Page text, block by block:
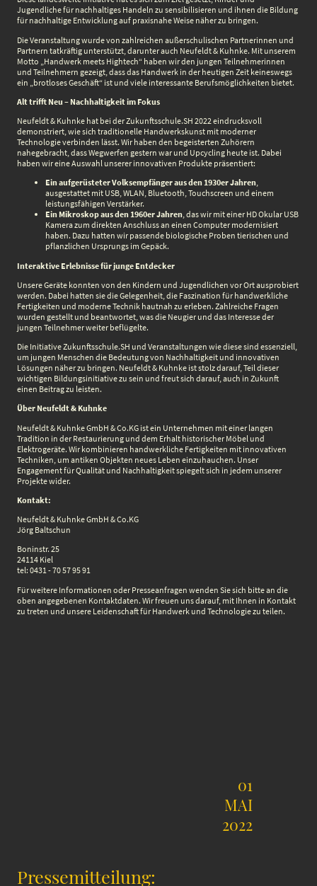
Jugendliche für nachhaltiges Handeln zu sensibilisieren und ihnen die Bildung
für nachhaltige Entwicklung auf praxisnahe Weise näher zu bringen.
Die Veranstaltung wurde von zahlreichen außerschulischen Partnerinnen und
Partnern tatkräftig unterstützt, darunter auch Neufeldt & Kuhnke. Mit unserem
Motto „Handwerk meets Hightech“ haben wir den jungen Teilnehmerinnen
und Teilnehmern gezeigt, dass das Handwerk in der heutigen Zeit keineswegs
ein „brotloses Geschäft“ ist und viele interessante Berufsmöglichkeiten bietet.
Alt trifft Neu – Nachhaltigkeit im Fokus
Neufeldt & Kuhnke hat bei der Zukunftsschule.SH 2022 eindrucksvoll
demonstriert, wie sich traditionelle Handwerkskunst mit moderner
Technologie verbinden lässt. Wir haben den begeisterten Zuhörern
nahegebracht, dass Wegwerfen gestern war und Upcycling heute ist. Dabei
haben wir eine Auswahl unserer innovativen Produkte präsentiert:
Ein aufgerüsteter Volksempfänger aus den 1930er Jahren,
ausgestattet mit USB, WLAN, Bluetooth, Touchscreen und einem
leistungsfähigen Verstärker.
Ein Mikroskop aus den 1960er Jahren, das wir mit einer HD Okular USB
Kamera zum direkten Anschluss an einen Computer modernisiert
haben. Dazu hatten wir passende biologische Proben tierischen und
pflanzlichen Ursprungs im Gepäck.
Interaktive Erlebnisse für junge Entdecker
Unsere Geräte konnten von den Kindern und Jugendlichen vor Ort ausprobiert
werden. Dabei hatten sie die Gelegenheit, die Faszination für handwerkliche
Fertigkeiten und moderne Technik hautnah zu erleben. Zahlreiche Fragen
wurden gestellt und beantwortet, was die Neugier und das Interesse der
jungen Teilnehmer weiter beflügelte.
Die Initiative Zukunftsschule.SH und Veranstaltungen wie diese sind essenziell,
um jungen Menschen die Bedeutung von Nachhaltigkeit und innovativen
Lösungen näher zu bringen. Neufeldt & Kuhnke ist stolz darauf, Teil dieser
wichtigen Bildungsinitiative zu sein und freut sich darauf, auch in Zukunft
einen Beitrag zu leisten.
Über Neufeldt & Kuhnke
Neufeldt & Kuhnke GmbH & Co.KG ist ein Unternehmen mit einer langen
Tradition in der Restaurierung und dem Erhalt historischer Möbel und
Elektrogeräte. Wir kombinieren handwerkliche Fertigkeiten mit innovativen
Techniken, um antiken Objekten neues Leben einzuhauchen. Unser
Engagement für Qualität und Nachhaltigkeit spiegelt sich in jedem unserer
Projekte wider.
Kontakt:
Neufeldt & Kuhnke GmbH & Co.KG
Jörg Baltschun
Boninstr. 25
24114 Kiel
tel: 0431 - 70 57 95 91
Für weitere Informationen oder Presseanfragen wenden Sie sich bitte an die
oben angegebenen Kontaktdaten. Wir freuen uns darauf, mit Ihnen in Kontakt
zu treten und unsere Leidenschaft für Handwerk und Technologie zu teilen.
01
MAI
2022
Pressemitteilung: